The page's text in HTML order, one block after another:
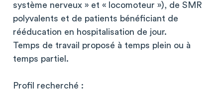
système nerveux » et « locomoteur »), de SMR
polyvalents et de patients bénéficiant de
rééducation en hospitalisation de jour.
Temps de travail proposé à temps plein ou à
temps partiel.
Profil recherché :